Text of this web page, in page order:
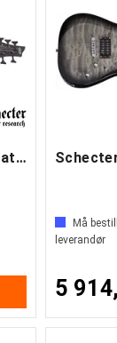
Schecter Stiletto Stealth-5 Satin Black
Må
leverandør
5